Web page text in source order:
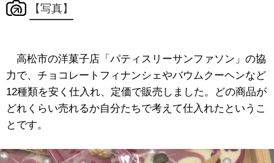
【写真】
高松市の洋菓子店「パティスリーサンファソン」の協
力で、チョコレートフィナンシェやバウムクーヘンなど
12種類を安く仕入れ、定価で販売しました。どの商品が
どれくらい売れるか自分たちで考えて仕入れたというこ
とです。